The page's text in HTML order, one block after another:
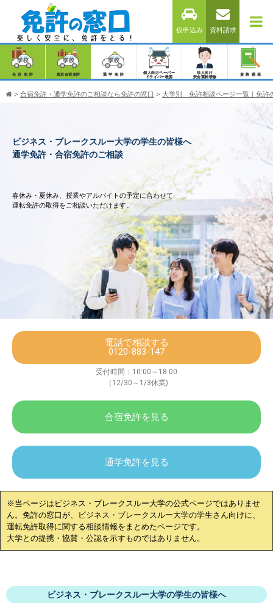
仮申込み 資料請求
合宿免許 東京合宿免許 通学免許
個人向けペーパー
ドライバー教習
法人向け
安全運転研修
資格講座
> 合宿免許・通学免許のご相談なら免許の窓口 > 大学別 免許相談ページ一覧｜免許
ビジネス・ブレークスルー大学の学生の皆様へ
通学免許・合宿免許のご相談
春休み・夏休み、授業やアルバイトの予定に合わせて
運転免許の取得をご相談いただけます。
電話で相談する
0120-883-147
受付時間：10:00～18:00
（12/30～1/3休業)
合宿免許を見る
通学免許を見る
※当ページは ビジネス・ブレークスルー大学の公式ページではありませ
ん。免許の窓口が、
ビジネス・ブレークスルー大学の学生さん向けに、
運転免許取得に関する相談情報をまとめたページです。
大学との提携・協賛・公認を示すものではありません。
ビジネス・ブレークスルー大学の学生の皆様へ